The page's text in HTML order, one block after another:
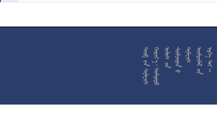










































































































